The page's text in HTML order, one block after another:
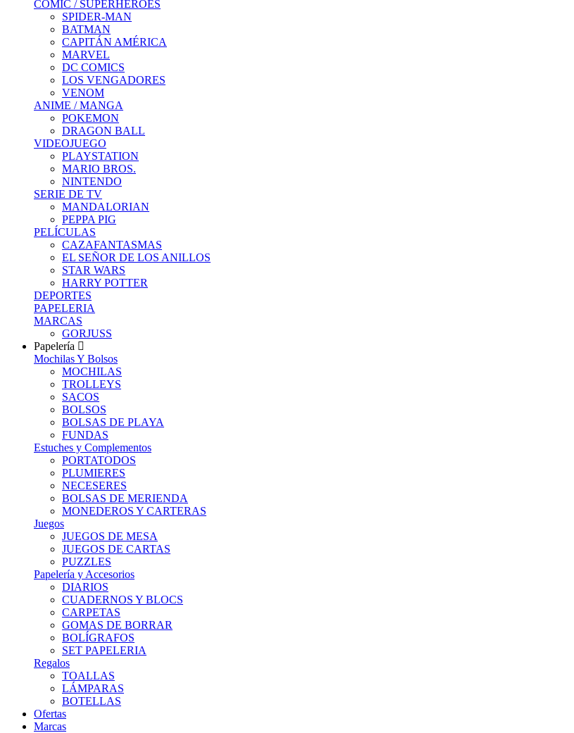
COMIC / SUPERHEROES
SPIDER-MAN
BATMAN
CAPITÁN AMÉRICA
MARVEL
DC COMICS
LOS VENGADORES
VENOM
ANIME / MANGA
POKEMON
DRAGON BALL
VIDEOJUEGO
PLAYSTATION
MARIO BROS.
NINTENDO
SERIE DE TV
MANDALORIAN
PEPPA PIG
PELÍCULAS
CAZAFANTASMAS
EL SEÑOR DE LOS ANILLOS
STAR WARS
HARRY POTTER
DEPORTES
PAPELERIA
MARCAS
GORJUSS
Papelería
Mochilas Y Bolsos
MOCHILAS
TROLLEYS
SACOS
BOLSOS
BOLSAS DE PLAYA
FUNDAS
Estuches y Complementos
PORTATODOS
PLUMIERES
NECESERES
BOLSAS DE MERIENDA
MONEDEROS Y CARTERAS
Juegos
JUEGOS DE MESA
JUEGOS DE CARTAS
PUZZLES
Papelería y Accesorios
DIARIOS
CUADERNOS Y BLOCS
CARPETAS
GOMAS DE BORRAR
BOLÍGRAFOS
SET PAPELERIA
Regalos
TOALLAS
LÁMPARAS
BOTELLAS
Ofertas
Marcas